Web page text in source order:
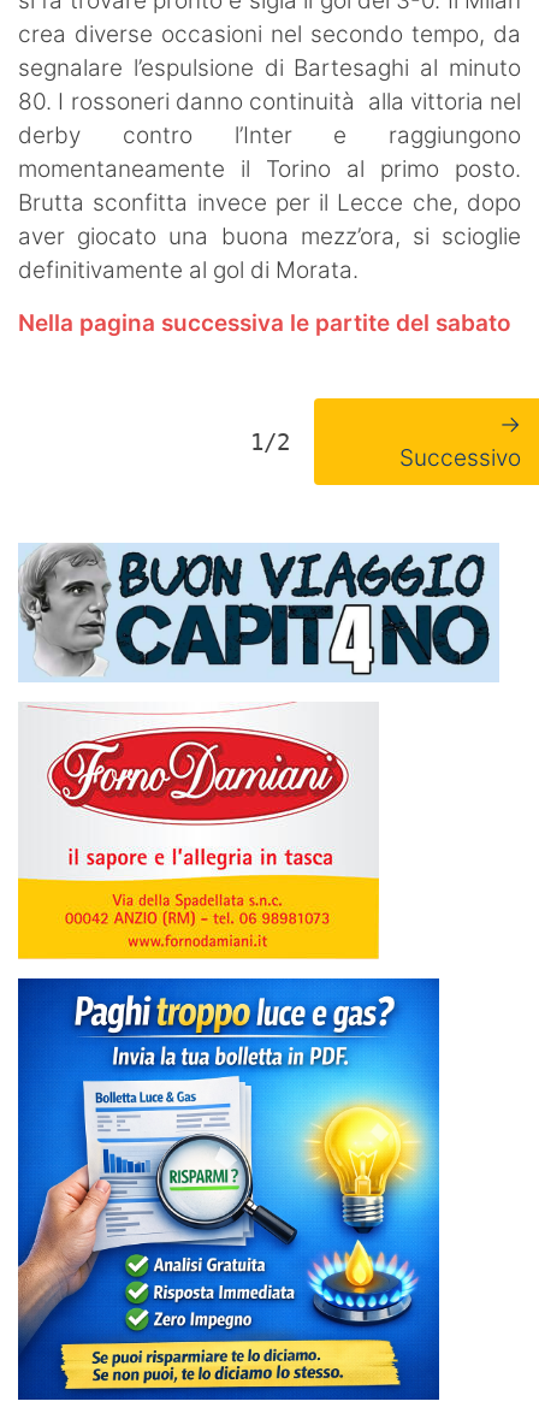
crea diverse occasioni nel secondo tempo, da
segnalare l’espulsione di Bartesaghi al minuto
80. I rossoneri danno continuità alla vittoria nel
derby contro l’Inter e raggiungono
momentaneamente il Torino al primo posto.
Brutta sconfitta invece per il Lecce che, dopo
aver giocato una buona mezz’ora, si scioglie
definitivamente al gol di Morata.
Nella pagina successiva le partite del sabato
1/2
→
Successivo